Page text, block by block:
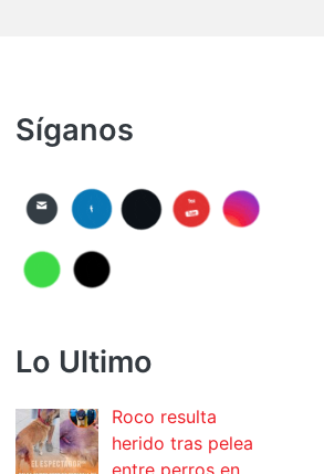
Síganos
Lo Ultimo
Roco resulta
herido tras pelea